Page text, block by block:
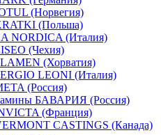
(Норвегия)
(Польша)
NORDICA (Италия)
(Чехия)
(Хорватия)
LEONI (Италия)
(Россия)
БАВАРИЯ (Россия)
(Франция)
CASTINGS (Канада)